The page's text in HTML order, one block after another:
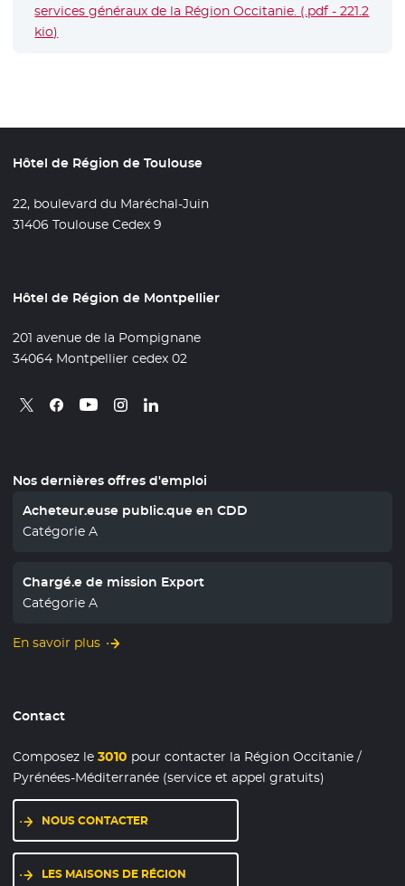
services généraux de la Région Occitanie. (.pdf - 221.2
kio)
Hôtel de Région de Toulouse
22, boulevard du Maréchal-Juin
31406 Toulouse Cedex 9
Hôtel de Région de Montpellier
201 avenue de la Pompignane
34064 Montpellier cedex 02
Retrouvez nous sur X
- Nouvelle fenêtre
Retrouvez nous sur Facebook
- Nouvelle fenêtre
Retrouvez nous sur Youtube
- Nouvelle fenêtre
Retrouvez nous sur Instagram
- Nouvelle fenêtre
Retrouvez nous sur Linkedin
- Nouvelle fenêtre
Nos dernières offres d'emploi
Acheteur.euse public.que en CDD
Catégorie A
Chargé.e de mission Export
Catégorie A
En savoir plus
Contact
Composez le3010 pour contacter la Région Occitanie /
Pyrénées-Méditerranée (service et appel gratuits)
NOUS CONTACTER
LES MAISONS DE RÉGION